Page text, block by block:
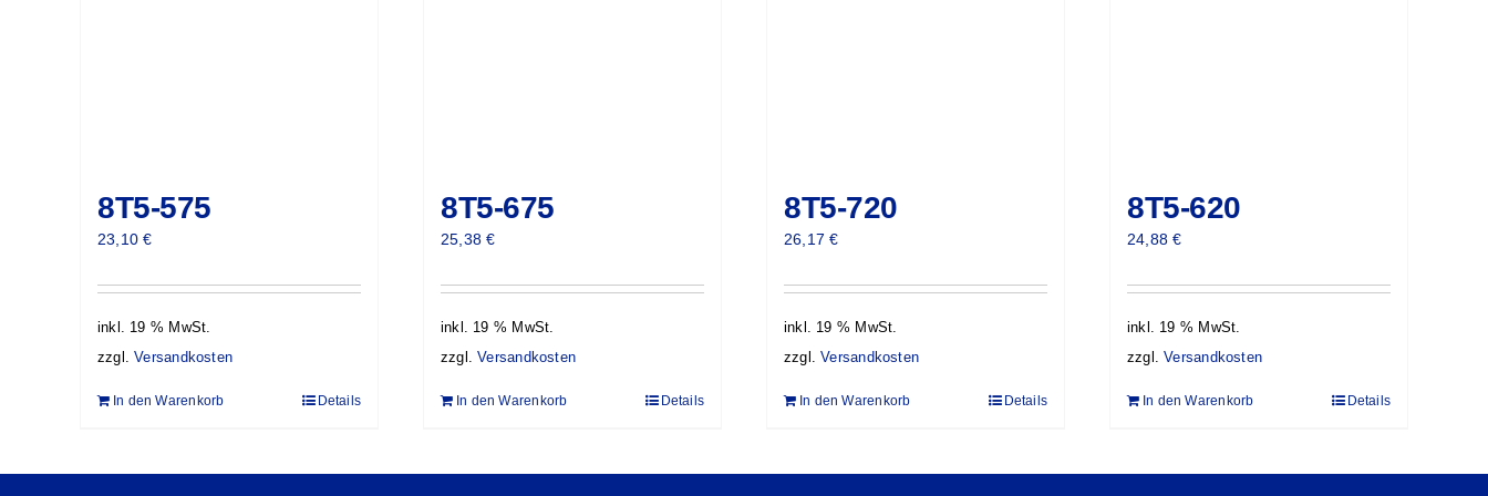
8T5-575
23,10€
inkl. 19 % MwSt.
zzgl.Versandkosten
In den Warenkorb Details
8T5-675
25,38€
inkl. 19 % MwSt.
zzgl.Versandkosten
In den Warenkorb Details
8T5-720
26,17€
inkl. 19 % MwSt.
zzgl.Versandkosten
In den Warenkorb Details
8T5-620
24,88€
inkl. 19 % MwSt.
zzgl.Versandkosten
In den Warenkorb Details